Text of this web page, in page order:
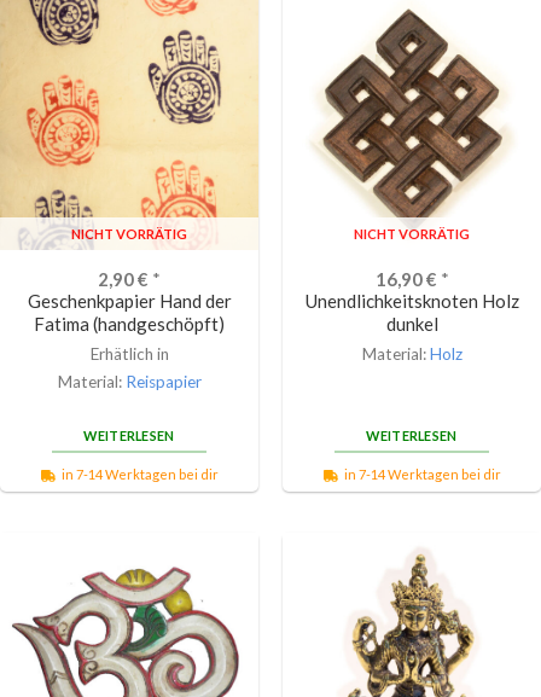
NICHT VORRÄTIG
2,90€ *
Geschenkpapier Hand der
Fatima (handgeschöpft)
Erhätlich in
Material: Reispapier
WEITERLESEN
in 7-14 Werktagen bei dir
NICHT VORRÄTIG
16,90€ *
Unendlichkeitsknoten Holz
dunkel
Material:Holz
WEITERLESEN
in 7-14 Werktagen bei dir